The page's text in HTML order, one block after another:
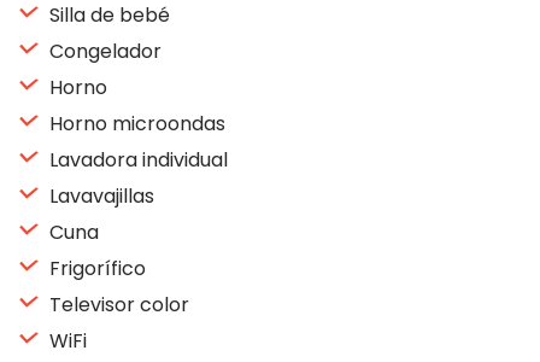
Silla de bebé
Congelador
Horno
Horno microondas
Lavadora individual
Lavavajillas
Cuna
Frigorífico
Televisor color
WiFi